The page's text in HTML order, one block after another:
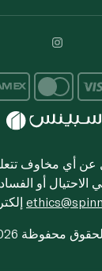
عن أي مخاوف
في الاحتيال أو
كل الحقوق محفوظة